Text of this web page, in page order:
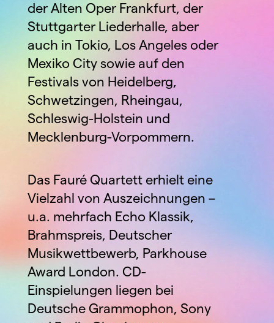
der Alten Oper Frankfurt, der
Stuttgarter Liederhalle, aber
auch in Tokio, Los Angeles oder
Mexiko City sowie auf den
Festivals von Heidelberg,
Schwetzingen, Rheingau,
Schleswig-Holstein und
Mecklenburg-Vorpommern.
Das Fauré Quartett erhielt eine
Vielzahl von Auszeichnungen –
u.a. mehrfach Echo Klassik,
Brahmspreis, Deutscher
Musikwettbewerb, Parkhouse
Award London. CD-
Einspielungen liegen bei
Deutsche Grammophon, Sony